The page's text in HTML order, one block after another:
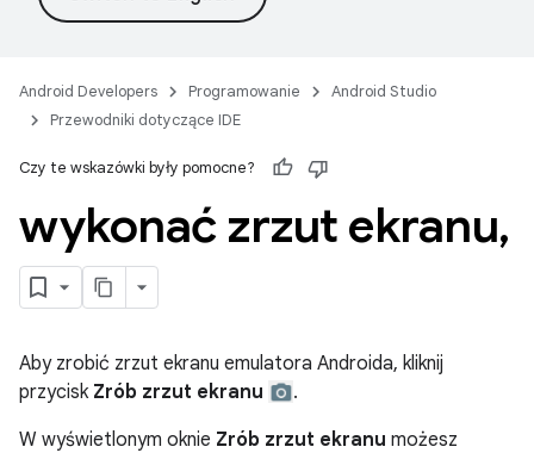
Android Developers Programowanie
Android Studio
Przewodniki dotyczące IDE
Czy te wskazówki były pomocne?
wykonać zrzut ekranu,
Aby zrobić zrzut ekranu emulatora Androida, kliknij
przycisk Zrób zrzut ekranu
.
W wyświetlonym oknie Zrób zrzut ekranu możesz